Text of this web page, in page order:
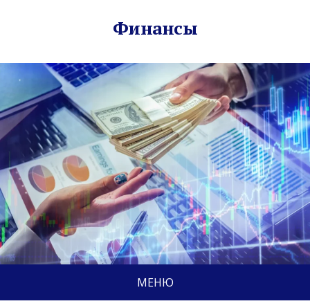
Финансы
МЕНЮ